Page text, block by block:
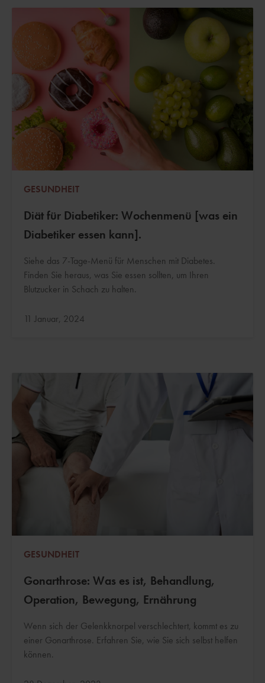
GESUNDHEIT
Diät für Diabetiker: Wochenmenü [was ein
Diabetiker essen kann].
Siehe das 7-Tage-Menü für Menschen mit Diabetes.
Finden Sie heraus, was Sie essen sollten, um Ihren
Blutzucker in Schach zu halten.
Aktualisiert:
11 Januar, 2024
GESUNDHEIT
Gonarthrose: Was es ist, Behandlung,
Operation, Bewegung, Ernährung
Wenn sich der Gelenkknorpel verschlechtert, kommt es zu
einer Gonarthrose. Erfahren Sie, wie Sie sich selbst helfen
können.